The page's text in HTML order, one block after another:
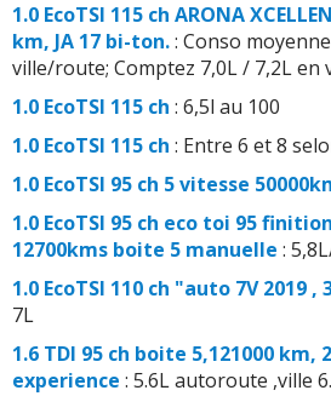
1.0 EcoTSI 115 ch ARONA
km, JA 17 bi-ton.: Conso
ville/route; Comptez 7,0L / 7,2L en
1.0 EcoTSI 115 ch : 6,5l au 100
1.0 EcoTSI 115 ch : Entre 6 et 8
1.0 EcoTSI 95 ch 5 vitesse
1.0 EcoTSI 95 ch eco toi 95
12700kms boite 5 manuelle :
1.0 EcoTSI 110 ch "auto 7V 2019
7L
1.6 TDI 95 ch boite 5,121000
experience : 5.6L autoroute ,ville